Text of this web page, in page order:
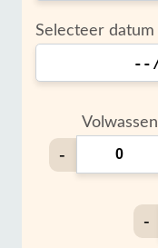
Selecteer datum
Volwassen
-
-